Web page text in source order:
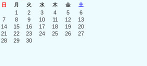
日 月 火 水 木 金 土
1 2 3 4 5
6
7
8 9 10 11 12
13
14
15 16 17 18 19
20
21
22 23 24 25 26
27
28
29 30